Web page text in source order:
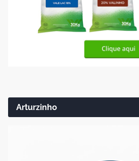
Arturzinho